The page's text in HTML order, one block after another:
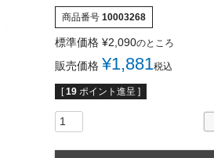
商品番号 10003268
標準価格 ¥2,090のところ
販売価格 ¥1,881税込
[ 19 ポイント進呈 ]